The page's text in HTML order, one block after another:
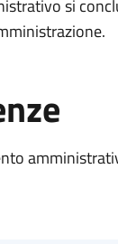
si